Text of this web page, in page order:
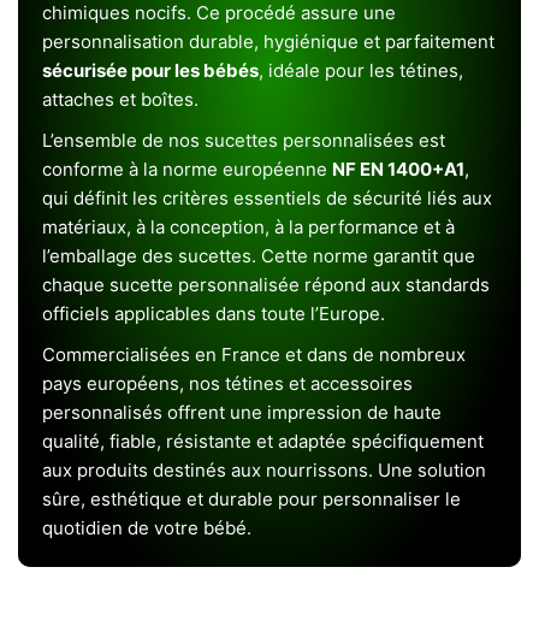
chimiques nocifs. Ce procédé assure une
personnalisation durable, hygiénique et parfaitement
sécurisée pour les bébés, idéale pour les tétines,
attaches et boîtes.
L’ensemble de nos sucettes personnalisées est
conforme à la norme européenne NF EN 1400+A1,
qui définit les critères essentiels de sécurité liés aux
matériaux, à la conception, à la performance et à
l’emballage des sucettes. Cette norme garantit que
chaque sucette personnalisée répond aux standards
officiels applicables dans toute l’Europe.
Commercialisées en France et dans de nombreux
pays européens, nos tétines et accessoires
personnalisés offrent une impression de haute
qualité, fiable, résistante et adaptée spécifiquement
aux produits destinés aux nourrissons. Une solution
sûre, esthétique et durable pour personnaliser le
quotidien de votre bébé.